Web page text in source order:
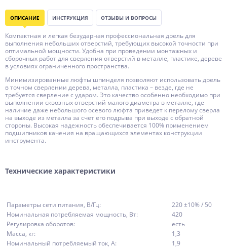
ОПИСАНИЕ ИНСТРУКЦИЯ ОТЗЫВЫ И ВОПРОСЫ
Компактная и легкая безударная профессиональная дрель для
выполнения небольших отверстий, требующих высокой точности при
оптимальной мощности. Удобна при проведении монтажных и
сборочных работ для сверления отверстий в металле, пластике, дереве
в условиях ограниченного пространства.
Минимизированные люфты шпинделя позволяют использовать дрель
в точном сверлении дерева, металла, пластика – везде, где не
требуется сверление с ударом. Это качество особенно необходимо при
выполнении сквозных отверстий малого диаметра в металле, где
наличие даже небольшого осевого люфта приведет к перелому сверла
на выходе из металла за счет его подрыва при выходе с обратной
стороны. Высокая надежность обеспечивается 100% применением
подшипников качения на вращающихся элементах конструкции
инструмента.
Технические характеристики
Параметры сети питания, В/Гц:
220 ±10% / 50
Номинальная потребляемая мощность, Вт:
420
Регулировка оборотов:
есть
Масса, кг:
1,3
Номинальный потребляемый ток, А:
1,9